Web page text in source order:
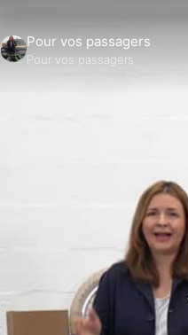
Pour vos passagers
Pour vos passagers